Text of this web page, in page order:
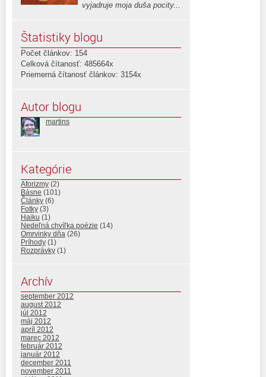
vyjadruje moja duša pocity...
Štatistiky blogu
Počet článkov: 154
Celková čítanosť: 485664x
Priemerná čítanosť článkov: 3154x
Autor blogu
martins
Kategórie
Aforizmy (2)
Básne (101)
Články (6)
Fotky (3)
Haiku (1)
Nedeľná chvíľka poézie (14)
Omrvinky dňa (26)
Príhody (1)
Rozprávky (1)
Archív
september 2012
august 2012
júl 2012
máj 2012
apríl 2012
marec 2012
február 2012
január 2012
december 2011
november 2011